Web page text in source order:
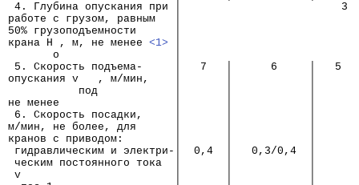
4. Глубина опускания при │                         3
работе с грузом, равным   │
50% грузоподъемности      │
крана Н , м, не менее <1>
       о                  │
5. Скорость подъема-     │   7   │      6     │
опускания v   , м/мин,    │       │            │
под            │       │            │
не менее                  │       │            │
6. Скорость посадки,     │       │            │
м/мин, не более, для      │       │            │
кранов с приводом:        │       │            │
гидравлическим и электри-│  0,4  │   0,3/0,4  │
ческим постоянного тока  │       │            │
v                        │       │            │